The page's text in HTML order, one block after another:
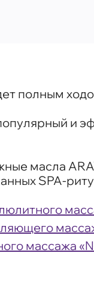
полным
и
масла
SPA-
массажа